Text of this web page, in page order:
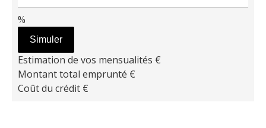
%
Simuler
Estimation de vos mensualités €
Montant total emprunté €
Coût du crédit €